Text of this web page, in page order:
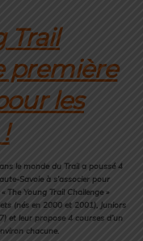
Trail
première
les
le monde du Trail a poussé 4
Savoie à s’associer pour
The Young Trail Challenge »
(nés en 2000 et 2001), Juniors
et leur propose 4 courses d’un
chacune.